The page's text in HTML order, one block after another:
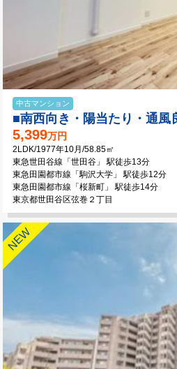
中古マンション
5,399万円
2LDK/1977年10月/58.85㎡
東急世田谷線「世田谷」 駅徒歩13分
東急田園都市線「駒沢大学」 駅徒歩12分
東急田園都市線「桜新町」 駅徒歩14分
東京都世田谷区弦巻２丁目